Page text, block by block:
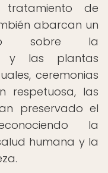
de
abarcan un
sobre la
y las plantas
ceremonias
respetuosa, las
preservado el
la
humana y la